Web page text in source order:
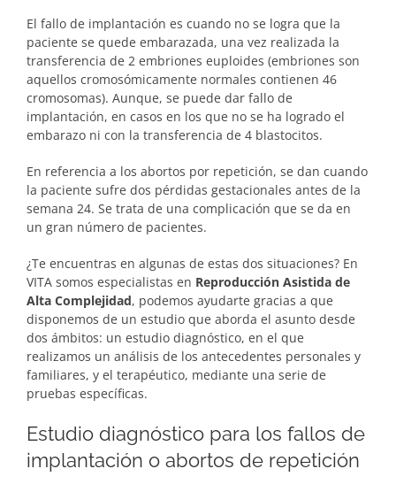
El fallo de implantación es cuando no se logra que la
paciente se quede embarazada, una vez realizada la
transferencia de 2 embriones euploides (embriones son
aquellos cromosómicamente normales contienen 46
cromosomas). Aunque, se puede dar fallo de
implantación, en casos en los que no se ha logrado el
embarazo ni con la transferencia de 4 blastocitos.
En referencia a los abortos por repetición, se dan cuando
la paciente sufre dos pérdidas gestacionales antes de la
semana 24. Se trata de una complicación que se da en
un gran número de pacientes.
¿Te encuentras en algunas de estas dos situaciones? En
VITA somos especialistas en Reproducción Asistida de
Alta Complejidad, podemos ayudarte gracias a que
disponemos de un estudio que aborda el asunto desde
dos ámbitos: un estudio diagnóstico, en el que
realizamos un análisis de los antecedentes personales y
familiares, y el terapéutico, mediante una serie de
pruebas específicas.
Estudio diagnóstico para los fallos de
implantación o abortos de repetición